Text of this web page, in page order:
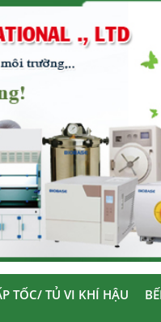
TỐC/ TỦ VI KHÍ HẬU